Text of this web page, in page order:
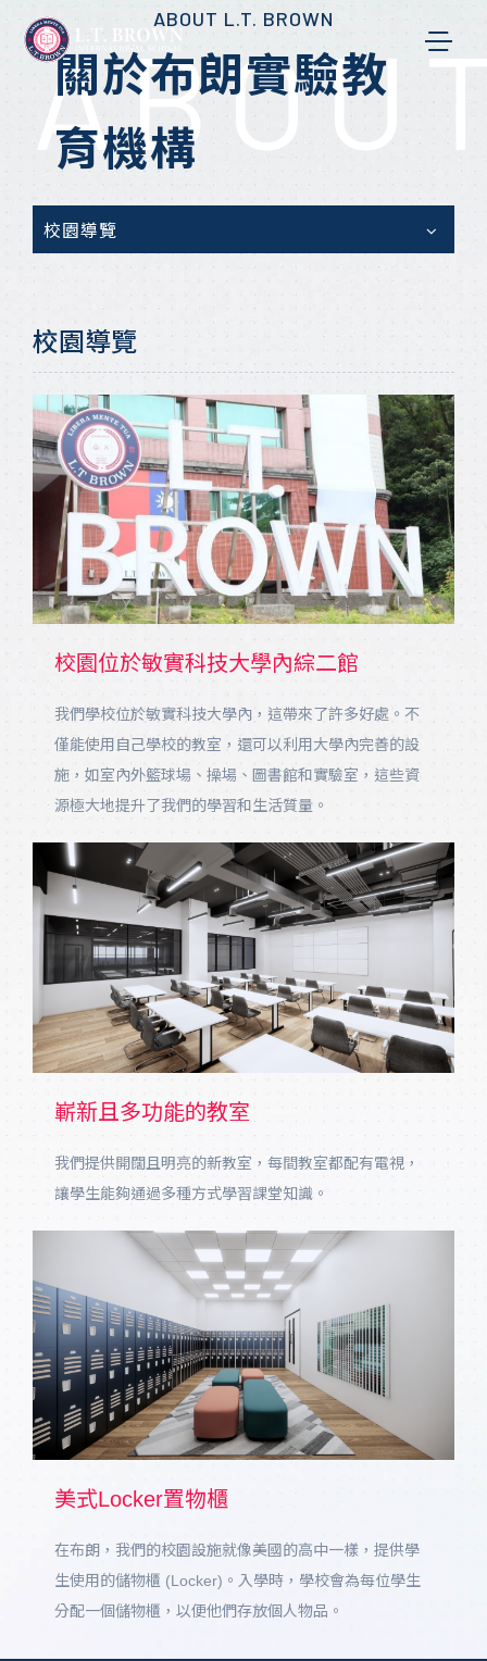
ABOUT L.T. BROWN
關於布朗實驗教
育機構
校園導覽
校園導覽
校園位於敏實科技大學內綜二館
我們學校位於敏實科技大學內，這帶來了許多好處。不
僅能使用自己學校的教室，還可以利用大學內完善的設
施，如室內外籃球場、操場、圖書館和實驗室，這些資
源極大地提升了我們的學習和生活質量。
嶄新且多功能的教室
我們提供開闊且明亮的新教室，每間教室都配有電視，
讓學生能夠通過多種方式學習課堂知識。
美式Locker置物櫃
在布朗，我們的校園設施就像美國的高中一樣，提供學
生使用的儲物櫃 (Locker)。入學時，學校會為每位學生
分配一個儲物櫃，以便他們存放個人物品。